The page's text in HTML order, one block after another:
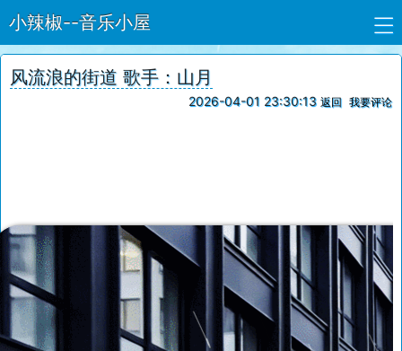
小辣椒--音乐小屋
风流浪的街道 歌手：山月
2026-04-01 23:30:13 返回 我要评论